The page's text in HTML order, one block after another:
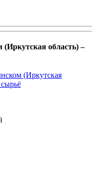
область) –